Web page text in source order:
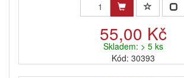
55,00 Kč
Skladem: > 5 ks
Kód: 30393